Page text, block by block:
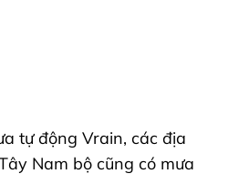
tự động Vrain, các địa
Nam bộ cũng có mưa